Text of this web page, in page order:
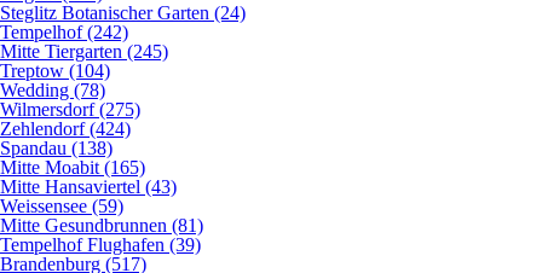
Steglitz Botanischer Garten (24)
Tempelhof (242)
Mitte Tiergarten (245)
Treptow (104)
Wedding (78)
Wilmersdorf (275)
Zehlendorf (424)
Spandau (138)
Mitte Moabit (165)
Mitte Hansaviertel (43)
Weissensee (59)
Mitte Gesundbrunnen (81)
Tempelhof Flughafen (39)
Brandenburg (517)